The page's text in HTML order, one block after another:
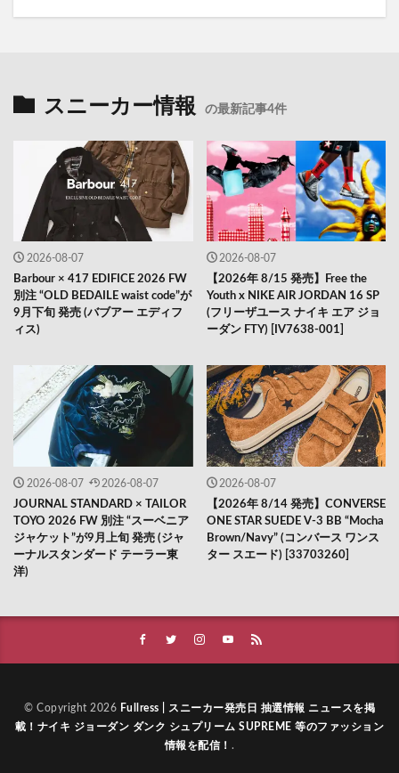
スニーカー情報 の最新記事4件
2026-08-07
Barbour × 417 EDIFICE 2026 FW
別注 “OLD BEDAILE waist code”が
9月下旬 発売 (バブアー エディフ
ィス)
2026-08-07
【2026年 8/15 発売】Free the
Youth x NIKE AIR JORDAN 16 SP
(フリーザユース ナイキ エア ジョ
ーダン FTY) [IV7638-001]
2026-08-07 2026-08-07
JOURNAL STANDARD × TAILOR
TOYO 2026 FW 別注 “スーベニア
ジャケット”が9月上旬 発売 (ジャ
ーナルスタンダード テーラー東
洋)
2026-08-07
【2026年 8/14 発売】CONVERSE
ONE STAR SUEDE V-3 BB “Mocha
Brown/Navy” (コンバース ワンス
ター スエード) [33703260]
© Copyright 2026 Fullress | スニーカー発売日 抽選情報 ニュースを掲
載！ナイキ ジョーダン ダンク シュプリーム SUPREME 等のファッション
情報を配信！ .